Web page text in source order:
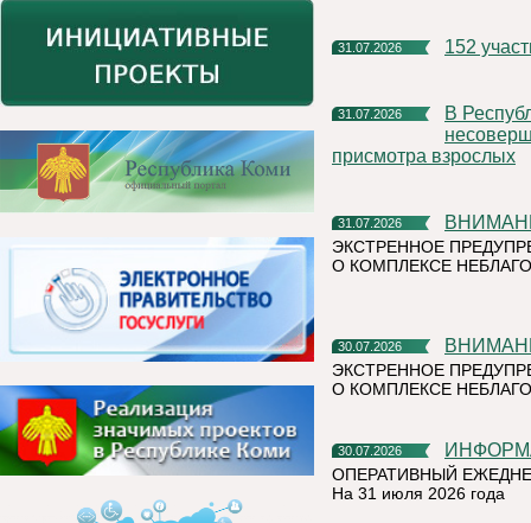
31.07.2026 152
31.07.2026
В Республике Коми участились случаи нахождения и купания
присмотра взрослых
31.07.2026
ЭКСТРЕННОЕ
О КОМПЛЕКСЕ
30.07.2026
ЭКСТРЕННОЕ
О КОМПЛЕКСЕ
30.07.2026
ОПЕРАТИВНЫЙ
На 31 июля 2026 года